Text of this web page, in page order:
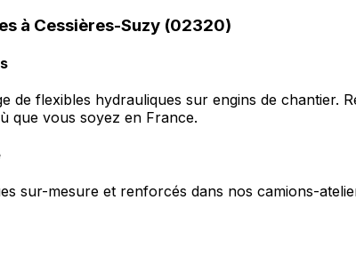
à Cessières-Suzy (02320)
de flexibles hydrauliques sur engins de
que vous soyez en France.
sur-mesure et renforcés dans nos camions-